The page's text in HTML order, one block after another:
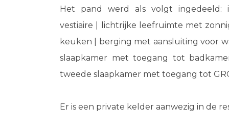
Het pand werd als volgt ingedeeld:
vestiaire | lichtrijke leefruimte met
keuken | berging met aansluiting voor
slaapkamer met toegang tot
tweede slaapkamer met toegang tot
Er is een private kelder aanwezig in de